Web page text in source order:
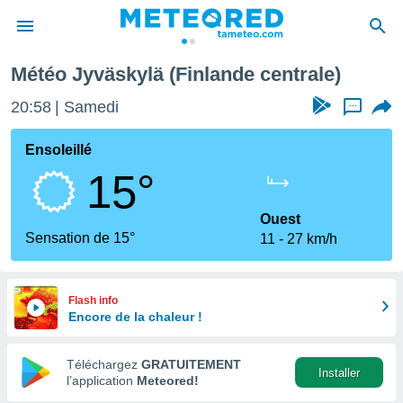
de
en
Météo Jyväskylä (Finlande centrale)
20:58 Samedi ...
Ensoleillé
15°
Sensation de 15°
Ouest
11
27 km/h
Flash info
Encore de la chaleur !
Téléchargez GRATUITEMENT
l’application Meteored!
Installer